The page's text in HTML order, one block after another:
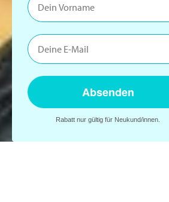
Absenden
Rabatt nur gültig für Neukund/innen.